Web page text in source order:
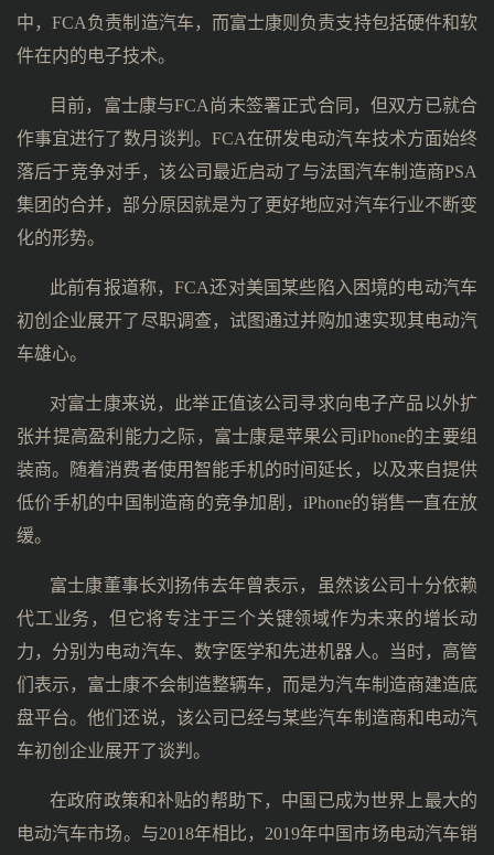
中，FCA负责制造汽车，而富士康则负责支持包括硬件和软
件在内的电子技术。
目前，富士康与FCA尚未签署正式合同，但双方已就合
作事宜进行了数月谈判。FCA在研发电动汽车技术方面始终
落后于竞争对手，该公司最近启动了与法国汽车制造商PSA
集团的合并，部分原因就是为了更好地应对汽车行业不断变
化的形势。
此前有报道称，FCA还对美国某些陷入困境的电动汽车
初创企业展开了尽职调查，试图通过并购加速实现其电动汽
车雄心。
对富士康来说，此举正值该公司寻求向电子产品以外扩
张并提高盈利能力之际，富士康是苹果公司iPhone的主要组
装商。随着消费者使用智能手机的时间延长，以及来自提供
低价手机的中国制造商的竞争加剧，iPhone的销售一直在放
缓。
富士康董事长刘扬伟去年曾表示，虽然该公司十分依赖
代工业务，但它将专注于三个关键领域作为未来的增长动
力，分别为电动汽车、数字医学和先进机器人。当时，高管
们表示，富士康不会制造整辆车，而是为汽车制造商建造底
盘平台。他们还说，该公司已经与某些汽车制造商和电动汽
车初创企业展开了谈判。
在政府政策和补贴的帮助下，中国已成为世界上最大的
电动汽车市场。与2018年相比，2019年中国市场电动汽车销